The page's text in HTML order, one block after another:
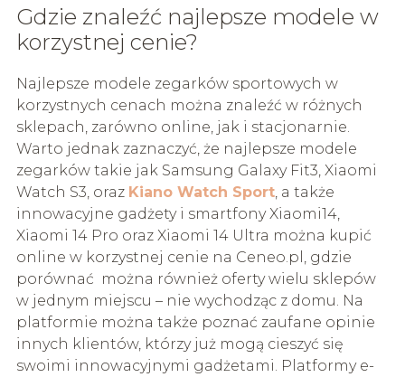
Gdzie znaleźć najlepsze modele w
korzystnej cenie?
Najlepsze modele zegarków sportowych w
korzystnych cenach można znaleźć w różnych
sklepach, zarówno online, jak i stacjonarnie.
Warto jednak zaznaczyć, że najlepsze modele
zegarków takie jak Samsung Galaxy Fit3, Xiaomi
Watch S3, oraz Kiano Watch Sport, a także
innowacyjne gadżety i smartfony Xiaomi14,
Xiaomi 14 Pro oraz Xiaomi 14 Ultra można kupić
online w korzystnej cenie na Ceneo.pl, gdzie
porównać można również oferty wielu sklepów
w jednym miejscu – nie wychodząc z domu. Na
platformie można także poznać zaufane opinie
innych klientów, którzy już mogą cieszyć się
swoimi innowacyjnymi gadżetami. Platformy e-